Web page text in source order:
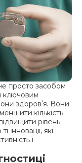
просто засобом
ключовим
здоровʼя. Вони
кількість
рівень
інновації, які
і